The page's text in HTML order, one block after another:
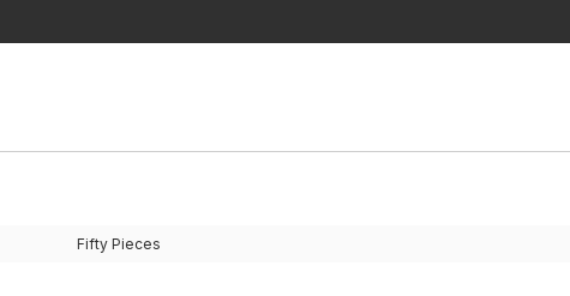
Fifty Pieces